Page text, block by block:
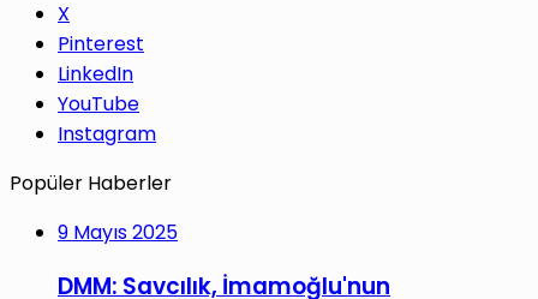
X
Pinterest
LinkedIn
YouTube
Instagram
Popüler Haberler
9 Mayıs 2025
DMM: Savcılık, İmamoğlu'nun